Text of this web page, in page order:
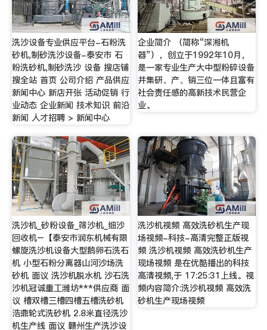
洗沙设备专业供应平台-石粉洗
砂机,制砂洗沙设备-泰安市 石
粉洗砂机,制砂洗沙 设备 搜店铺
搜全站 首页 公司介绍 产品供应
新闻中心 新店开张 活动促销 行
业动态 企业新闻 技术知识 前沿
新闻 人才招聘 > 新闻中心
企业简介 （简称“深湘机
器”），创立于1992年10月，
是一家专业生产大中型粉碎设备
并集研、产、销三位一体且富有
社会责任感的高新技术民营企
业。
洗沙机_砂粉设备_筛沙机_细沙
回收机–【泰安市润东机械有限
螺旋洗沙机设备大型鹅卵石洗石
机 小型石粉分离器山河沙场洗
砂机 面议 洗沙机脱水机 沙石洗
沙机冠诚重工潍坊***供应商 面
议 槽双槽三槽四槽五槽洗砂机
浩鼎轮式洗砂机 2.8米直径洗沙
机生产线 面议 赣州生产洗沙设
洗沙机视频 高效洗砂机生产现
场视频-科技-高清完整正版视
频 洗沙机视频 高效洗砂机生产
现场视频 是在优酷播出的科技
高清视频,于 17:25:31上线。视
频内容简介:洗沙机视频 高效洗
砂机生产现场视频